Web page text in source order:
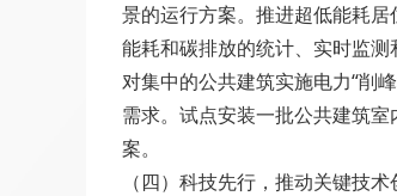
景的运行方案。推进超低能耗
能耗和碳排放的统计、实时监
对集中的公共建筑实施电力“削
需求。试点安装一批公共建筑
案。
（四）科技先行，推动关键技